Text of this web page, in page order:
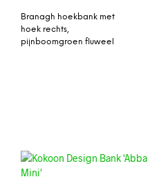
Branagh hoekbank met
hoek rechts,
pijnboomgroen fluweel